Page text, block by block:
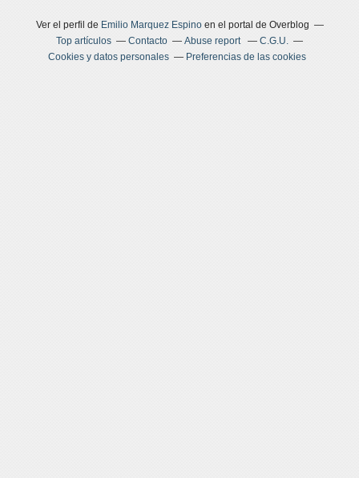
Ver el perfil de Emilio Marquez Espinoen el portal de Overblog
Top artículos
Contacto Abuse report
C.G.U.
Cookies y datos personales
Preferencias de las cookies